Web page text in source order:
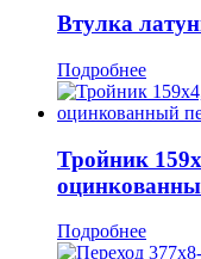
Втулка
Подробнее
Тройник
Подробнее